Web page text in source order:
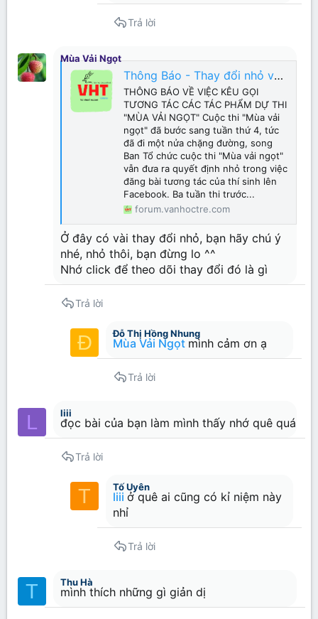
Trả lời
Mùa Vải Ngọt
Thông Báo - Thay đổi nhỏ về cuộc thi "Mùa vải ngọt"
THÔNG BÁO VỀ VIỆC KÊU GỌI
TƯƠNG TÁC CÁC TÁC PHẨM DỰ THI
"MÙA VẢI NGỌT" Cuộc thi "Mùa vải
ngọt" đã bước sang tuần thứ 4, tức
đã đi một nửa chặng đường, song
Ban Tổ chức cuộc thi "Mùa vải ngọt"
vẫn đưa ra quyết định nhỏ trong việc
đăng bài tương tác của thí sinh lên
Facebook. Ba tuần thi trước...
forum.vanhoctre.com
Ở đây có vài thay đổi nhỏ, bạn hãy chú ý
nhé, nhỏ thôi, bạn đừng lo ^^
Nhớ click để theo dõi thay đổi đó là gì
Trả lời
Đ Đỗ Thị Hồng Nhung
Mùa Vải Ngọt mình cảm ơn ạ
Trả lời
L liii
đọc bài của bạn làm mình thấy nhớ quê quá
Trả lời
T Tố Uyên
liii ở quê ai cũng có kỉ niệm này
nhỉ
Trả lời
T Thu Hà
mình thích những gì giản dị